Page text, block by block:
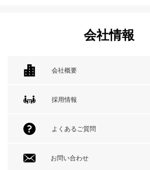
会社情報
会社概要
採用情報
よくあるご質問
お問い合わせ